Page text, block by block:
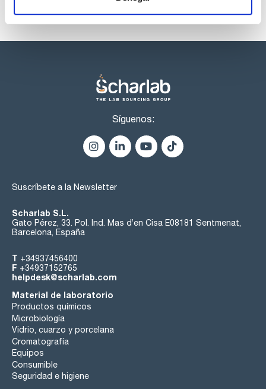
Síguenos:
Suscríbete a la Newsletter
Scharlab S.L.
Gato Pérez, 33. Pol. Ind. Mas d’en Cisa E08181 Sentmenat,
Barcelona, España
T +34937456400
F +34937152765
helpdesk@scharlab.com
Material de laboratorio
Productos químicos
Microbiología
Vidrio, cuarzo y porcelana
Cromatografía
Equipos
Consumible
Seguridad e higiene